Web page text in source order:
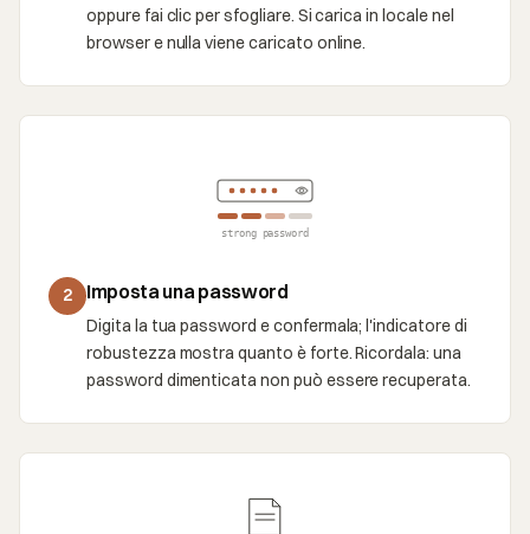
oppure fai clic per sfogliare. Si carica in locale nel
browser e nulla viene caricato online.
strong password
2 Imposta una password
Digita la tua password e confermala; l'indicatore di
robustezza mostra quanto è forte. Ricordala: una
password dimenticata non può essere recuperata.